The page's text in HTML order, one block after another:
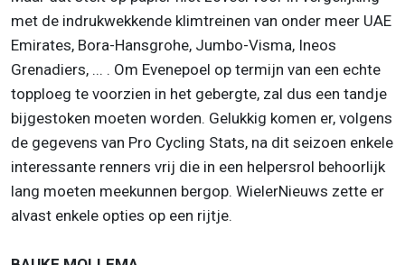
met de indrukwekkende klimtreinen van onder meer UAE
Emirates, Bora-Hansgrohe, Jumbo-Visma, Ineos
Grenadiers, ... . Om Evenepoel op termijn van een echte
topploeg te voorzien in het gebergte, zal dus een tandje
bijgestoken moeten worden. Gelukkig komen er, volgens
de gegevens van Pro Cycling Stats, na dit seizoen enkele
interessante renners vrij die in een helpersrol behoorlijk
lang moeten meekunnen bergop. WielerNieuws zette er
alvast enkele opties op een rijtje.